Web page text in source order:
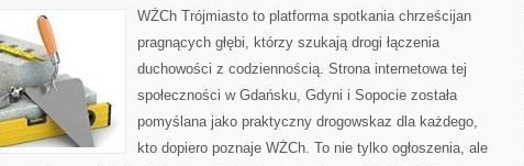
MORSKIE
WŻCh Trójmiasto to platforma spotkania chrześcijan
pragnących głębi, którzy szukają drogi łączenia
duchowości z codziennością. Strona internetowa tej
społeczności w Gdańsku, Gdyni i Sopocie została
pomyślana jako praktyczny drogowskaz dla każdego,
kto dopiero poznaje WŻCh. To nie tylko ogłoszenia, ale